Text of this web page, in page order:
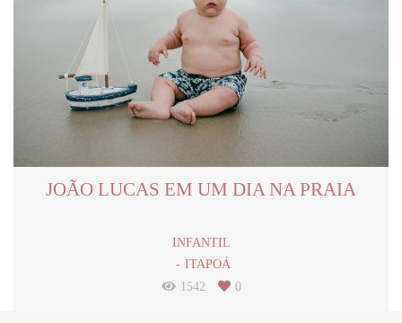
JOÃO LUCAS EM UM DIA NA PRAIA
INFANTIL
ITAPOÁ
1542
0